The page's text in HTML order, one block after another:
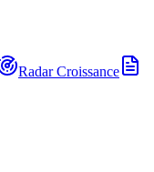
Radar Croissance